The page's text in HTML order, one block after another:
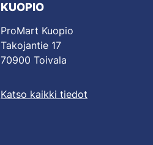
KUOPIO
ProMart Kuopio
Takojantie 17
70900 Toivala
Katso kaikki tiedot